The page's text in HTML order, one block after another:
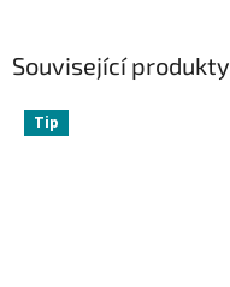
Související produkty
Tip